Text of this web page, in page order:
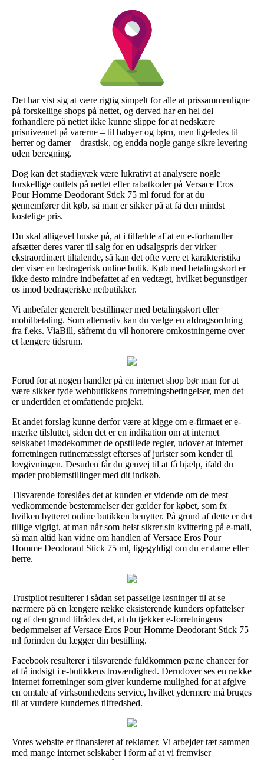
Det har vist sig at være rigtig simpelt for alle at prissammenligne
på forskellige shops på nettet, og derved har en hel del
forhandlere på nettet ikke kunne slippe for at nedskære
prisniveauet på varerne – til babyer og børn, men ligeledes til
herrer og damer – drastisk, og endda nogle gange sikre levering
uden beregning.
Dog kan det stadigvæk være lukrativt at analysere nogle
forskellige outlets på nettet efter rabatkoder på Versace Eros
Pour Homme Deodorant Stick 75 ml forud for at du
gennemfører dit køb, så man er sikker på at få den mindst
kostelige pris.
Du skal alligevel huske på, at i tilfælde af at en e-forhandler
afsætter deres varer til salg for en udsalgspris der virker
ekstraordinært tiltalende, så kan det ofte være et karakteristika
der viser en bedragerisk online butik. Køb med betalingskort er
ikke desto mindre indbefattet af en vedtægt, hvilket begunstiger
os imod bedrageriske netbutikker.
Vi anbefaler generelt bestillinger med betalingskort eller
mobilbetaling. Som alternativ kan du vælge en afdragsordning
fra f.eks. ViaBill, såfremt du vil honorere omkostningerne over
et længere tidsrum.
Forud for at nogen handler på en internet shop bør man for at
være sikker tyde webbutikkens forretningsbetingelser, men det
er undertiden et omfattende projekt.
Et andet forslag kunne derfor være at kigge om e-firmaet er e-
mærke tilsluttet, siden det er en indikation om at internet
selskabet imødekommer de opstillede regler, udover at internet
forretningen rutinemæssigt efterses af jurister som kender til
lovgivningen. Desuden får du genvej til at få hjælp, ifald du
møder problemstillinger med dit indkøb.
Tilsvarende foreslåes det at kunden er vidende om de mest
vedkommende bestemmelser der gælder for købet, som fx
hvilken bytteret online butikken benytter. På grund af dette er det
tillige vigtigt, at man når som helst sikrer sin kvittering på e-mail,
så man altid kan vidne om handlen af Versace Eros Pour
Homme Deodorant Stick 75 ml, ligegyldigt om du er dame eller
herre.
Trustpilot resulterer i sådan set passelige løsninger til at se
nærmere på en længere række eksisterende kunders opfattelser
og af den grund tilrådes det, at du tjekker e-forretningens
bedømmelser af Versace Eros Pour Homme Deodorant Stick 75
ml forinden du lægger din bestilling.
Facebook resulterer i tilsvarende fuldkommen pæne chancer for
at få indsigt i e-butikkens troværdighed. Derudover ses en række
internet forretninger som giver kunderne mulighed for at afgive
en omtale af virksomhedens service, hvilket ydermere må bruges
til at vurdere kundernes tilfredshed.
Vores website er finansieret af reklamer. Vi arbejder tæt sammen
med mange internet selskaber i form af at vi fremviser